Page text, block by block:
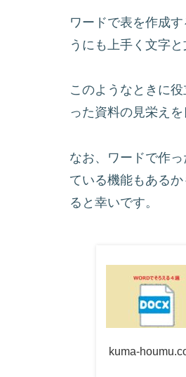
ワードで表を作成
うにも上手く文字
このようなときに
った資料の見栄え
なお、ワードで作
ている機能もある
ると幸いです。
kuma-